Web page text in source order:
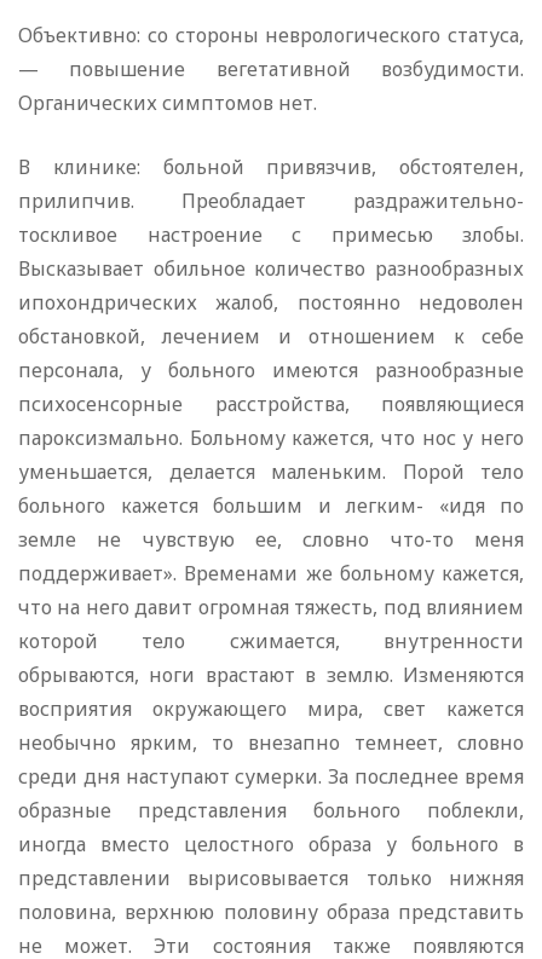
Объективно: со стороны неврологического статуса,
— повышение вегетативной возбудимости.
Органических симптомов нет.
В клинике: больной привязчив, обстоятелен,
прилипчив. Преобладает раздражительно-
тоскливое настроение с примесью злобы.
Высказывает обильное количество разнообразных
ипохондрических жалоб, постоянно недоволен
обстановкой, лечением и отношением к себе
персонала, у больного имеются разнообразные
психосенсорные расстройства, появляющиеся
пароксизмально. Больному кажется, что нос у него
уменьшается, делается маленьким. Порой тело
больного кажется большим и легким- «идя по
земле не чувствую ее, словно что-то меня
поддерживает». Временами же больному кажется,
что на него давит огромная тяжесть, под влиянием
которой тело сжимается, внутренности
обрываются, ноги врастают в землю. Изменяются
восприятия окружающего мира, свет кажется
необычно ярким, то внезапно темнеет, словно
среди дня наступают сумерки. За последнее время
образные представления больного поблекли,
иногда вместо целостного образа у больного в
представлении вырисовывается только нижняя
половина, верхнюю половину образа представить
не может. Эти состояния также появляются